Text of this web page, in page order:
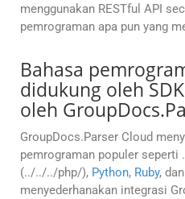
menggunakan RESTful API
pemrograman apa pun yang
Bahasa
didukung oleh
oleh
GroupDocs.Parser Cloud
pemrograman populer seperti
(../../../php/), Python, Ruby, dan
menyederhanakan integrasi